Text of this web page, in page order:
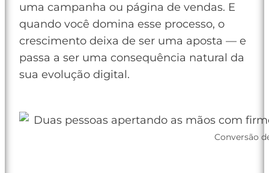
uma campanha ou página de vendas. E
quando você domina esse processo, o
crescimento deixa de ser uma aposta — e
passa a ser uma consequência natural da
sua evolução digital.
Conversão